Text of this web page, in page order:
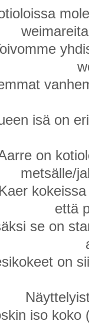
isä on
on
metsälle/
Kaer
että
se on
on
iso koko